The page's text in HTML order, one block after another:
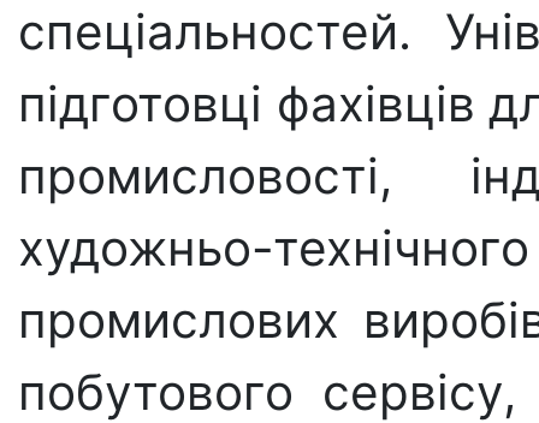
спеціальностей.
підготовці фахівців
промисловості,
художньо-
промислових
побутового